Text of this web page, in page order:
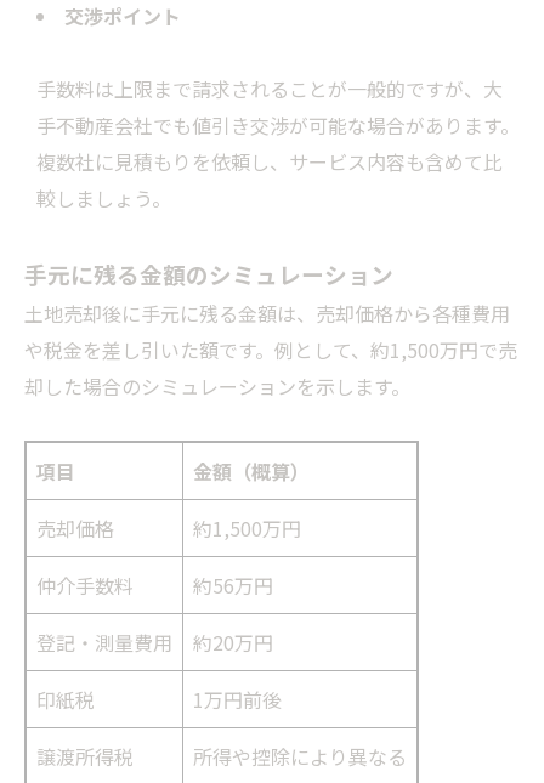
交渉ポイント
手数料は上限まで請求されることが一般的ですが、大
手不動産会社でも値引き交渉が可能な場合があります。
複数社に見積もりを依頼し、サービス内容も含めて比
較しましょう。
手元に残る金額のシミュレーション
土地売却後に手元に残る金額は、売却価格から各種費用
や税金を差し引いた額です。例として、約1,500万円で売
却した場合のシミュレーションを示します。
項目
金額（概算）
売却価格
約1,500万円
仲介手数料
約56万円
登記・測量費用
約20万円
印紙税
1万円前後
譲渡所得税
所得や控除により異なる